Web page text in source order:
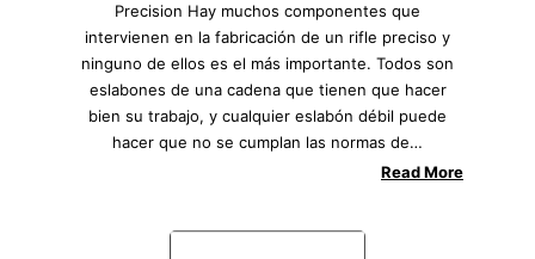
Precision Hay muchos componentes que
intervienen en la fabricación de un rifle preciso y
ninguno de ellos es el más importante. Todos son
eslabones de una cadena que tienen que hacer
bien su trabajo, y cualquier eslabón débil puede
hacer que no se cumplan las normas de…
Read More